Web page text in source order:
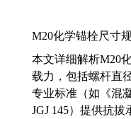
M20化学锚栓尺寸
本文详细解析M20
载力，包括螺杆直
专业标准（如《混
JGJ 145）提供抗